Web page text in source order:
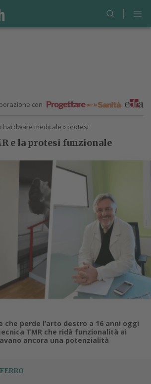
con
hardware medicale » protesi
e la protesi funzionale
che perde l’arto destro a 16 anni oggi
TMR che ridà funzionalità ai
ancora una potenzialità